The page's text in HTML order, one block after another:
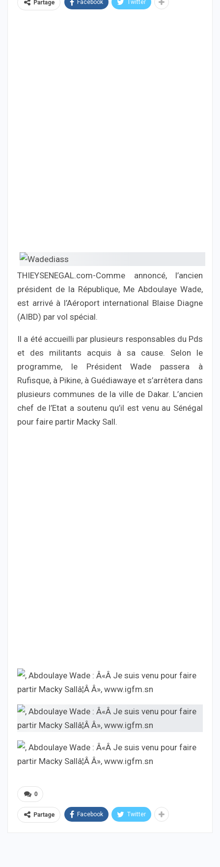
Partage Facebook Twitter
THIEYSENEGAL.com-Comme annoncé, l’ancien
président de la République, Me Abdoulaye Wade,
est arrivé à l’Aéroport international Blaise Diagne
(AIBD) par vol spécial.
Il a été accueilli par plusieurs responsables du Pds
et des militants acquis à sa cause. Selon le
programme, le Président Wade passera à
Rufisque, à Pikine, à Guédiawaye et s’arrêtera dans
plusieurs communes de la ville de Dakar. L’ancien
chef de l’Etat a soutenu qu’il est venu au Sénégal
pour faire partir Macky Sall.
0
Partage Facebook Twitter